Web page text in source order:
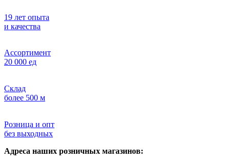
19 лет опыта
и качества
Ассортимент
20 000 ед
Склад
более 500 м
Розница и опт
без выходных
Адреса наших розничных магазинов: